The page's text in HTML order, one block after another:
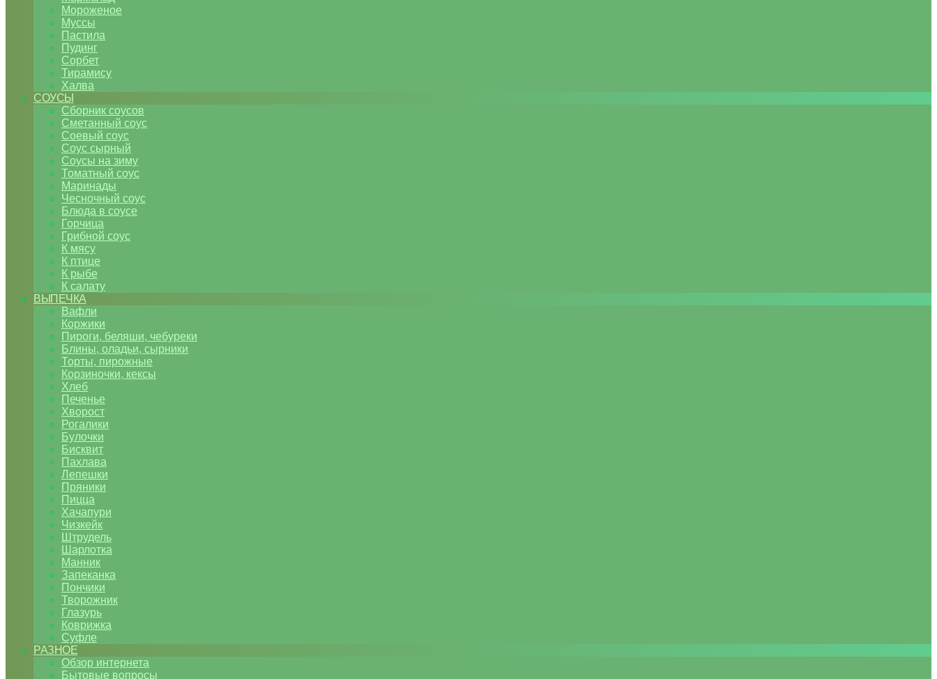
Мороженое
Муссы
Пастила
Пудинг
Сорбет
Тирамису
Халва
СОУСЫ
Сборник соусов
Сметанный соус
Соевый соус
Соус сырный
Соусы на зиму
Томатный соус
Маринады
Чесночный соус
Блюда в соусе
Горчица
Грибной соус
К мясу
К птице
К рыбе
К салату
ВЫПЕЧКА
Вафли
Коржики
Пироги, беляши, чебуреки
Блины, оладьи, сырники
Торты, пирожные
Корзиночки, кексы
Хлеб
Печенье
Хворост
Рогалики
Булочки
Бисквит
Пахлава
Лепешки
Пряники
Пицца
Хачапури
Чизкейк
Штрудель
Шарлотка
Манник
Запеканка
Пончики
Творожник
Глазурь
Коврижка
Суфле
РАЗНОЕ
Обзор интернета
Бытовые вопросы